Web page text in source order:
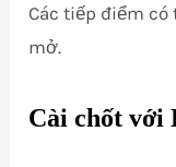
Các tiếp điểm
mở.
Cài chốt với